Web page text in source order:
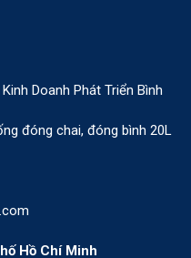
Doanh Phát Triển Bình
đóng chai, đóng bình 20L
Hồ Chí Minh